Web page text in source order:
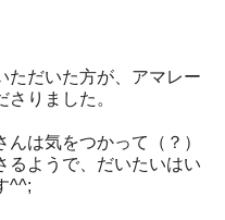
ただいた方が、アマレー
りました。
は気をつかって（？）
るようで、だいたいはい
^^;